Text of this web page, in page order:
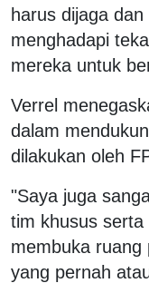
harus dijaga
menghadapi
mereka untuk
Verrel
dalam
dilakukan oleh
"Saya juga
tim khusus serta
membuka ruang
yang pernah